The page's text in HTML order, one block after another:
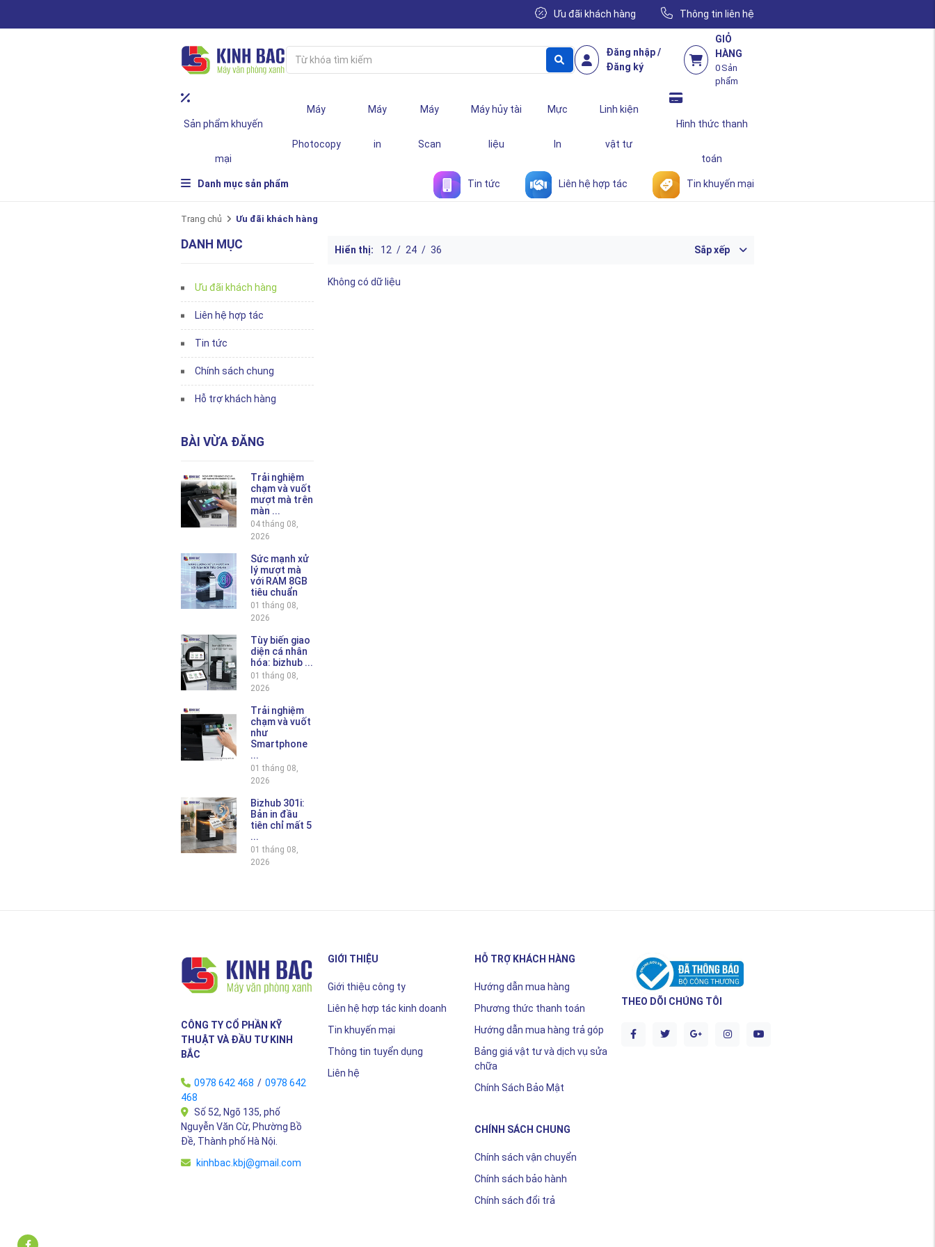
Ưu đãi khách hàng Thông tin liên hệ
Đăng nhập /
Đăng ký
GIỎ
HÀNG
0 Sản
phẩm
Sản phẩm khuyến
mại
Máy
Photocopy
Máy
in
Máy
Scan
Máy hủy tài
liệu
Mực
In
Linh kiện
vật tư
Hình thức thanh
toán
Danh mục sản phẩm Tin tức Liên hệ hợp tác Tin khuyến mại
Trang chủ Ưu đãi khách hàng
DANH MỤC
Ưu đãi khách hàng
Liên hệ hợp tác
Tin tức
Chính sách chung
Hỗ trợ khách hàng
BÀI VỪA ĐĂNG
Trải nghiệm
chạm và vuốt
mượt mà trên
màn ...
04 tháng 08,
2026
Sức mạnh xử
lý mượt mà
với RAM 8GB
tiêu chuẩn
01 tháng 08,
2026
Tùy biến giao
diện cá nhân
hóa: bizhub ...
01 tháng 08,
2026
Trải nghiệm
chạm và vuốt
như
Smartphone
...
01 tháng 08,
2026
Bizhub 301i:
Bản in đầu
tiên chỉ mất 5
...
01 tháng 08,
2026
Hiển thị: 12 / 24 / 36 Sắp xếp
Không có dữ liệu
CÔNG TY CỔ PHẦN KỸ
THUẬT VÀ ĐẦU TƯ KINH
BẮC
0978 642 468 / 0978 642
468
Số 52, Ngõ 135, phố
Nguyễn Văn Cừ, Phường Bồ
Đề, Thành phố Hà Nội.
kinhbac.kbj@gmail.com
GIỚI THIỆU
Giới thiệu công ty
Liên hệ hợp tác kinh doanh
Tin khuyến mại
Thông tin tuyển dụng
Liên hệ
HỖ TRỢ KHÁCH HÀNG
Hướng dẫn mua hàng
Phương thức thanh toán
Hướng dẫn mua hàng trả góp
Bảng giá vật tư và dịch vụ sửa
chữa
Chính Sách Bảo Mật
CHÍNH SÁCH CHUNG
Chính sách vận chuyển
Chính sách bảo hành
Chính sách đổi trả
THEO DÕI CHÚNG TÔI